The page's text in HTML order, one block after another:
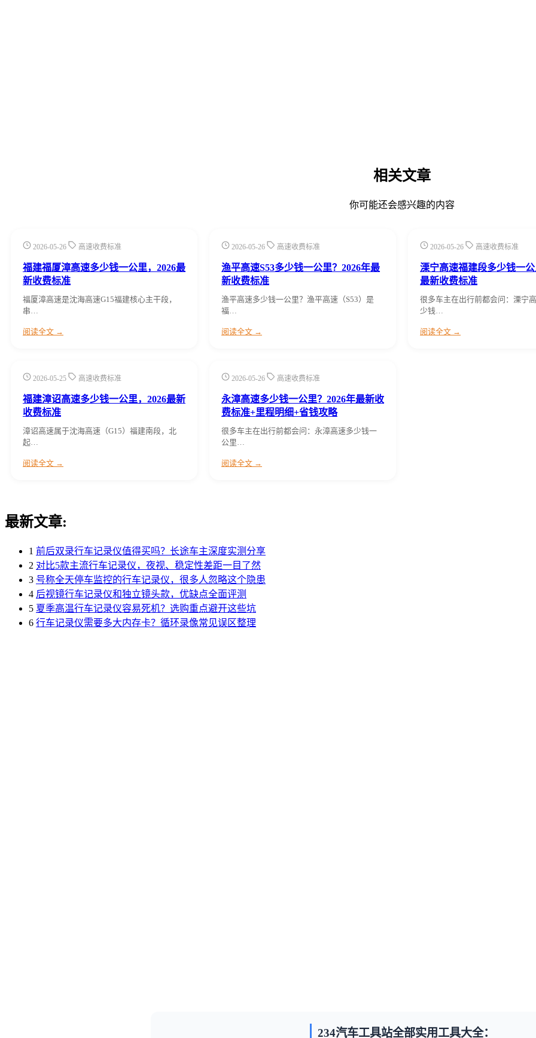
相关文章
你可能还会感兴趣的内容
2026-05-26 高速收费标准
福建福厦漳高速多少钱一公里，2026最
新收费标准
福厦漳高速是沈海高速G15福建核心主干段，
串…
阅读全文 →
2026-05-26 高速收费标准
渔平高速S53多少钱一公里？2026年最
新收费标准
渔平高速多少钱一公里？渔平高速（S53）是
福…
阅读全文 →
2026-05-26 高速收费标准
溧宁高速福建段多少钱一公
最新收费标准
很多车主在出行前都会问：溧宁
少钱…
阅读全文 →
2026-05-25 高速收费标准
福建漳诏高速多少钱一公里，2026最新
收费标准
漳诏高速属于沈海高速（G15）福建南段，北
起…
阅读全文 →
2026-05-26 高速收费标准
永漳高速多少钱一公里？2026年最新收
费标准+里程明细+省钱攻略
很多车主在出行前都会问：永漳高速多少钱一
公里…
阅读全文 →
最新文章:
1 前后双录行车记录仪值得买吗？长途车主深度实测分享
2 对比5款主流行车记录仪，夜视、稳定性差距一目了然
3 号称全天停车监控的行车记录仪，很多人忽略这个隐患
4 后视镜行车记录仪和独立镜头款，优缺点全面评测
5 夏季高温行车记录仪容易死机？选购重点避开这些坑
6 行车记录仪需要多大内存卡？循环录像常见误区整理
234汽车工具站全部实用工具大全：